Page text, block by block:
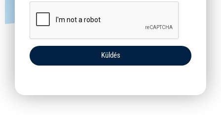
Küldés